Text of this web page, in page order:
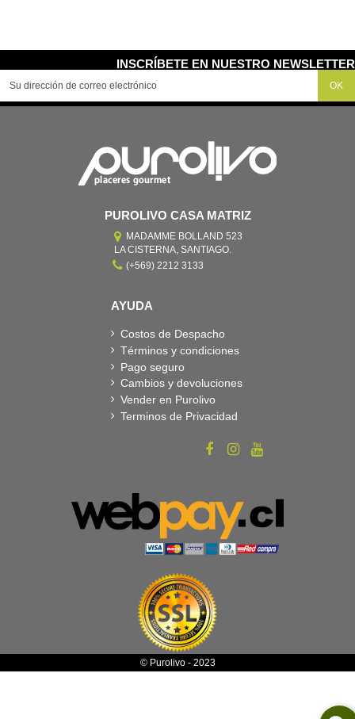
INSCRÍBETE EN NUESTRO NEWSLETTER
PUROLIVO CASA MATRIZ
MADAMME BOLLAND 523
LA CISTERNA, SANTIAGO.
(+569) 2212 3133
AYUDA
Costos de Despacho
Términos y condiciones
Pago seguro
Cambios y devoluciones
Vender en Purolivo
Terminos de Privacidad
© Purolivo - 2023